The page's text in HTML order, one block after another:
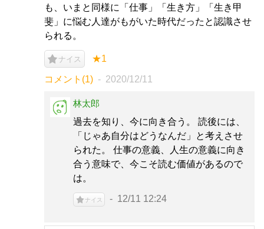
も、いまと同様に「仕事」「生き方」「生き甲
斐」に悩む人達がもがいた時代だったと認識させ
られる。
ナイス ★1
コメント(1) 2020/12/11
林太郎
過去を知り、今に向き合う。 読後には、
「じゃあ自分はどうなんだ」と考えさせ
られた。 仕事の意義、人生の意義に向き
合う意味で、今こそ読む価値があるので
は。
ナイス 12/11 12:24